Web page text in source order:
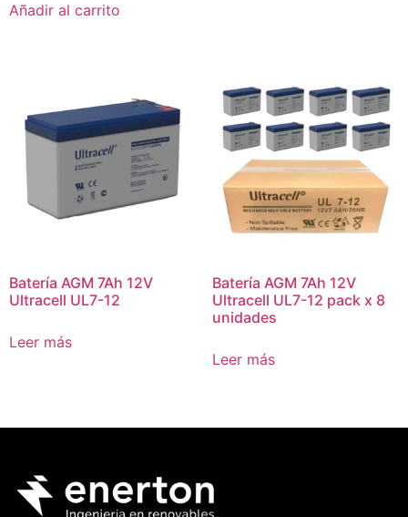
Añadir al carrito
Batería AGM 7Ah 12V
Ultracell UL7-12
Leer más
Batería AGM 7Ah 12V
Ultracell UL7-12 pack x 8
unidades
Leer más